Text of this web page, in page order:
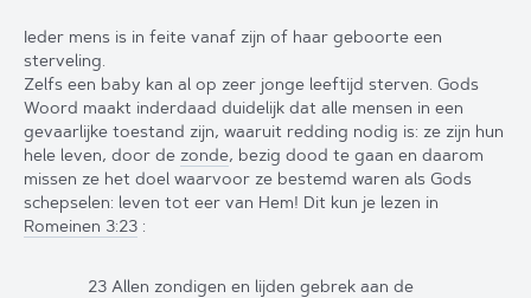
Ieder mens is in feite vanaf zijn of haar geboorte een
sterveling.
Zelfs een baby kan al op zeer jonge leeftijd sterven. Gods
Woord maakt inderdaad duidelijk dat alle mensen in een
gevaarlijke toestand zijn, waaruit redding nodig is: ze zijn hun
hele leven, door de zonde, bezig dood te gaan en daarom
missen ze het doel waarvoor ze bestemd waren als Gods
schepselen: leven tot eer van Hem! Dit kun je lezen in
Romeinen 3:23 :
23 Allen zondigen en lijden gebrek aan de